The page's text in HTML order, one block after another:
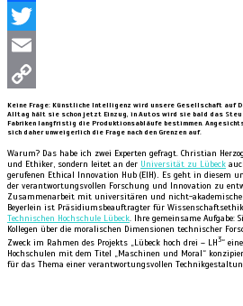
Facebook
Twitter
Email
Copy
Link
Keine Frage: Künstliche Intelligenz wird unsere Gesellschaft auf
Alltag hält sie schon jetzt Einzug, in Autos wird sie bald das
Fabriken langfristig die Produktionsabläufe bestimmen.
sich daher unweigerlich die Frage nach den Grenzen auf.
Warum? Das habe ich zwei Experten gefragt. Christian
und Ethiker, sondern leitet an der Universität zu Lübeck
gerufenen Ethical Innovation Hub (EIH). Es geht in diesem
der verantwortungsvollen Forschung und Innovation zu
Zusammenarbeit mit universitären und nicht-
Beyerlein ist Präsidiumsbeauftragter für
Technischen Hochschule Lübeck. Ihre gemeinsame Aufgabe:
Kollegen über die moralischen Dimensionen technischer
Zweck im Rahmen des Projekts „Lübeck hoch drei – LH 3“
Hochschulen mit dem Titel „Maschinen und Moral“
für das Thema einer verantwortungsvollen